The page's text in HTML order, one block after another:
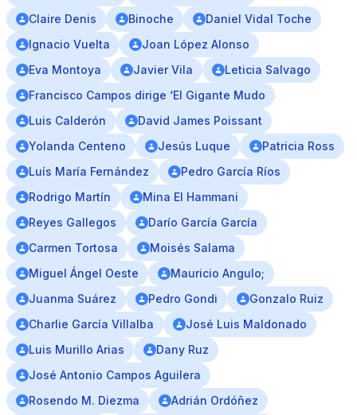
Claire Denis
Binoche
Daniel Vidal Toche
Ignacio Vuelta
Joan López Alonso
Eva Montoya
Javier Vila
Leticia Salvago
Francisco Campos dirige ‘El Gigante Mudo
Luis Calderón
David James Poissant
Yolanda Centeno
Jesús Luque
Patricia Ross
Luís María Fernández
Pedro García Ríos
Rodrigo Martín
Mina El Hammani
Reyes Gallegos
Darío García García
Carmen Tortosa
Moisés Salama
Miguel Ángel Oeste
Mauricio Angulo;
Juanma Suárez
Pedro Gondi
Gonzalo Ruiz
Charlie García Villalba
José Luis Maldonado
Luis Murillo Arias
Dany Ruz
José Antonio Campos Aguilera
Rosendo M. Diezma
Adrián Ordóñez